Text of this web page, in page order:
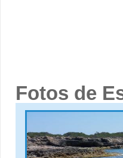
Fotos de